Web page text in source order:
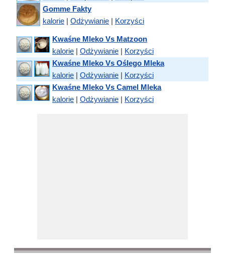
Gomme Fakty
kalorie | Odżywianie | Korzyści
Kwaśne Mleko Vs Matzoon
kalorie | Odżywianie | Korzyści
Kwaśne Mleko Vs Oślego Mleka
kalorie | Odżywianie | Korzyści
Kwaśne Mleko Vs Camel Mleka
kalorie | Odżywianie | Korzyści